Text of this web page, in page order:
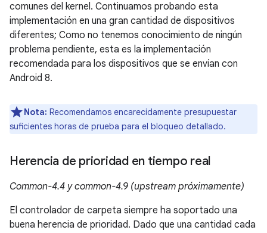
comunes del kernel. Continuamos probando esta
implementación en una gran cantidad de dispositivos
diferentes; Como no tenemos conocimiento de ningún
problema pendiente, esta es la implementación
recomendada para los dispositivos que se envían con
Android 8.
Nota: Recomendamos encarecidamente presupuestar
suficientes horas de prueba para el bloqueo detallado.
Herencia de prioridad en tiempo real
Common-4.4 y common-4.9 (upstream próximamente)
El controlador de carpeta siempre ha soportado una
buena herencia de prioridad. Dado que una cantidad cada